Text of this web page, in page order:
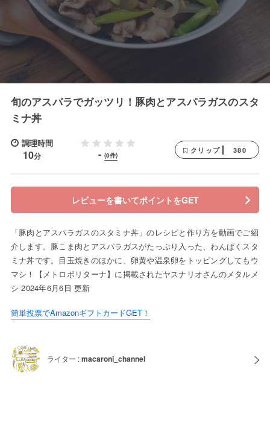
旬のアスパラでガッツリ！豚肉とアスパラガスのスタ
ミナ丼
調理時間
10分 - (0件)
クリップ 380
レビューを書いてポイントをGET
「豚肉とアスパラガスのスタミナ丼」のレシピと作り方を動画でご紹
介します。豚こま肉とアスパラガスがたっぷり入った、わんぱくスタ
ミナ丼です。目玉焼きのほかに、卵黄や温泉卵をトッピングしてもウ
マシ！【メトロポリターナ】に掲載されたヤスナリオさんのメタルメ
シ 2024年6月6日 更新
簡単投票でAmazonギフトカードGET！
ライター :macaroni_channel